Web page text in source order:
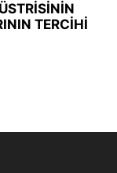
TERCİHİ